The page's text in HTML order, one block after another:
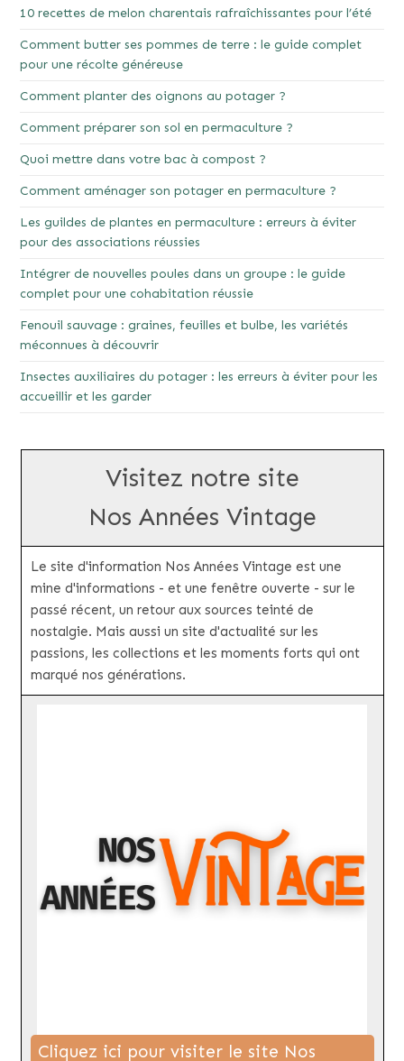
10 recettes de melon charentais rafraîchissantes pour l’été
Comment butter ses pommes de terre : le guide complet
pour une récolte généreuse
Comment planter des oignons au potager ?
Comment préparer son sol en permaculture ?
Quoi mettre dans votre bac à compost ?
Comment aménager son potager en permaculture ?
Les guildes de plantes en permaculture : erreurs à éviter
pour des associations réussies
Intégrer de nouvelles poules dans un groupe : le guide
complet pour une cohabitation réussie
Fenouil sauvage : graines, feuilles et bulbe, les variétés
méconnues à découvrir
Insectes auxiliaires du potager : les erreurs à éviter pour les
accueillir et les garder
Visitez notre site
Nos Années Vintage
Le site d'information Nos Années Vintage est une
mine d'informations - et une fenêtre ouverte - sur le
passé récent, un retour aux sources teinté de
nostalgie. Mais aussi un site d'actualité sur les
passions, les collections et les moments forts qui ont
marqué nos générations.
Cliquez ici pour visiter le site Nos